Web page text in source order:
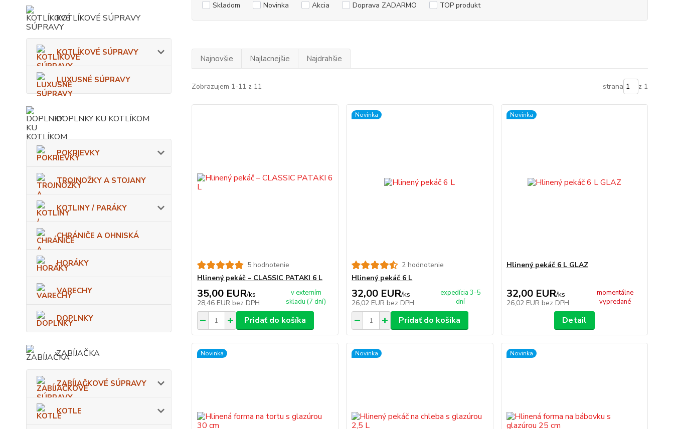
KOTLÍKOVÉ SÚPRAVY
KOTLÍKOVÉ SÚPRAVY
LUXUSNÉ SÚPRAVY
DOPLNKY KU KOTLÍKOM
POKRIEVKY
TROJNOŽKY A STOJANY
KOTLINY / PARÁKY
CHRÁNIČE A OHNISKÁ
HORÁKY
VARECHY
DOPLNKY
ZABÍJAČKA
ZABÍJAČKOVÉ SÚPRAVY
KOTLE
Skladom Novinka Akcia Doprava ZADARMO TOP produkt
Najnovšie Najlacnejšie Najdrahšie
Zobrazujem 1-11 z 11 strana z 1
5 hodnotenie
Hlinený pekáč – CLASSIC PATAKI 6 L
35,00 EUR/ks
28,46 EUR bez DPH
v externím
skladu (7 dní)
Pridať do košíka
Novinka
2 hodnotenie
Hlinený pekáč 6 L
32,00 EUR/ks
26,02 EUR bez DPH
expedícia 3-5
dní
Pridať do košíka
Novinka
Hlinený pekáč 6 L GLAZ
32,00 EUR/ks
26,02 EUR bez DPH
momentálne
vypredané
Detail
Novinka Novinka Novinka